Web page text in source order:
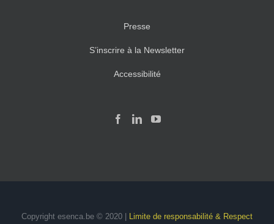
Presse
S’inscrire à la Newsletter
Accessibilité
Copyright esenca.be © 2020 | Limite de responsabilité & Respect